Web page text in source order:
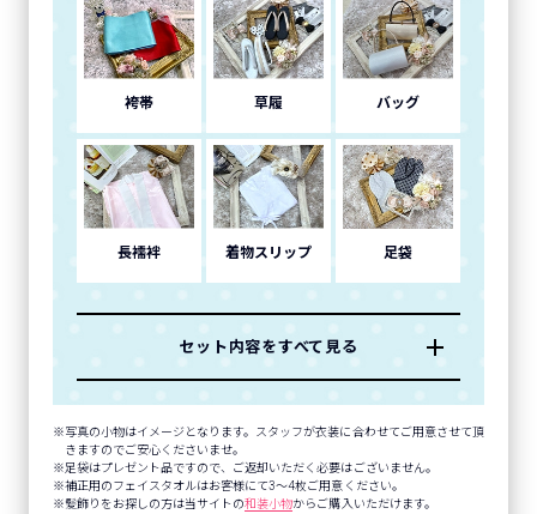
袴帯 草履 バッグ
長襦袢 着物スリップ 足袋
セット内容をすべて見る
写真の小物はイメージとなります。スタッフが衣装に合わせてご用意させて頂
きますのでご安心くださいませ。
足袋はプレゼント品ですので、ご返却いただく必要はございません。
補正用のフェイスタオルはお客様にて3～4枚ご用意ください。
髪飾りをお探しの方は当サイトの和装小物からご購入いただけます。